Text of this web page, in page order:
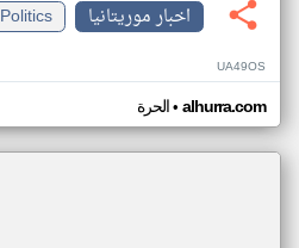
اخبار موريتانيا
Politics
UA49OS
الحرة• alhurra.com